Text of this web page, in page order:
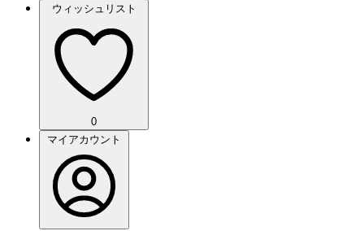
ウィッシュリスト
0
マイアカウント